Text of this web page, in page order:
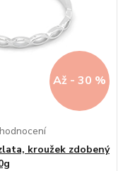
Až - 30 %
kroužek zdobený